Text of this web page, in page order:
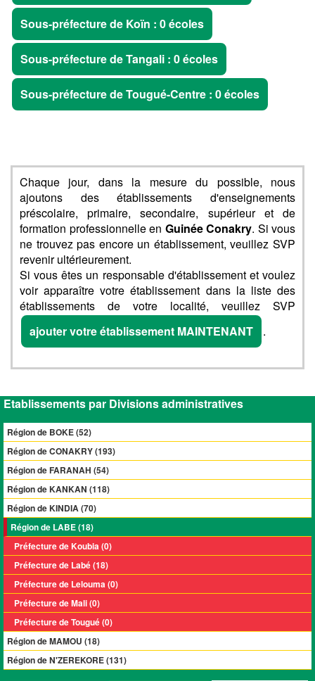
Sous-préfecture de Koïn : 0 écoles
Sous-préfecture de Tangali : 0 écoles
Sous-préfecture de Tougué-Centre : 0 écoles
Chaque jour, dans la mesure du possible, nous
ajoutons des établissements d'enseignements
préscolaire, primaire, secondaire, supérieur et de
formation professionnelle en Guinée Conakry. Si vous
ne trouvez pas encore un établissement, veuillez SVP
revenir ultérieurement.
Si vous êtes un responsable d'établissement et voulez
voir apparaître votre établissement dans la liste des
établissements de votre localité, veuillez SVP
ajouter votre établissement MAINTENANT
.
Etablissements par Divisions administratives
Région de BOKE (52)
Région de CONAKRY (193)
Région de FARANAH (54)
Région de KANKAN (118)
Région de KINDIA (70)
Région de LABE (18)
Préfecture de Koubia (0)
Préfecture de Labé (18)
Préfecture de Lelouma (0)
Préfecture de Mali (0)
Préfecture de Tougué (0)
Région de MAMOU (18)
Région de N'ZEREKORE (131)